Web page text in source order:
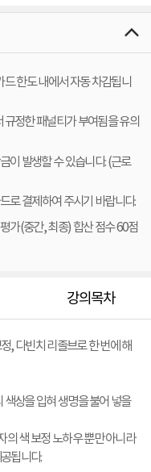
한도 내에서 자동 차감됩니
정한 패널티가 부여됨을 유의
이 발생할 수 있습니다. (근로
로 결제하여 주시기 바랍니다.
가(중간, 최종) 합산 점수 60점
강의목차
, 다빈치 리졸브로 한 번에 해
상을 입혀 생명을 불어 넣을
의 색 보정 노하우 뿐만 아니라
됩니다.